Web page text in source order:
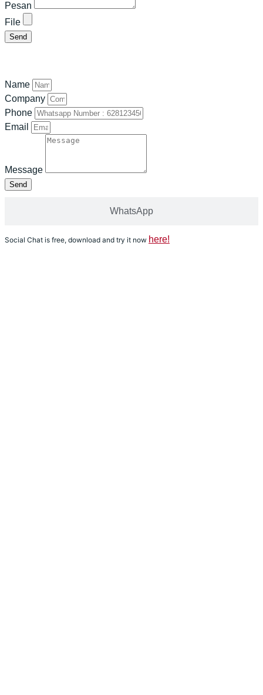
Pesan
File
Send
WhatsApp
Name
Company
Phone
Email
Message
Send
Social Chat is free, download and try it now here!